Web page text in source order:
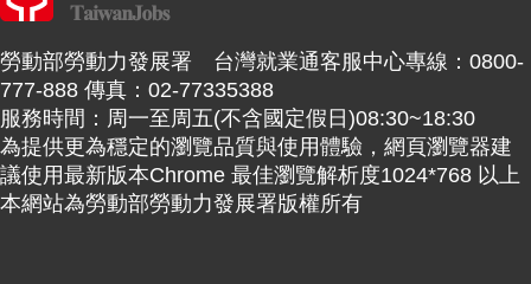
勞動部勞動力發展署 台灣就業通客服中心專線：0800-
777-888 傳真：02-77335388
服務時間：周一至周五(不含國定假日)08:30~18:30
為提供更為穩定的瀏覽品質與使用體驗，網頁瀏覽器建
議使用最新版本Chrome 最佳瀏覽解析度1024*768 以上
本網站為勞動部勞動力發展署版權所有